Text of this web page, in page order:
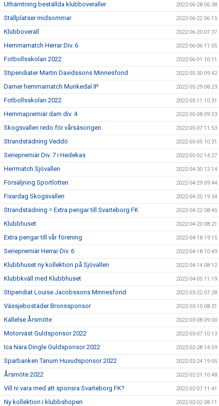
Uthämtning beställda klubboveraller 2022-06-28 06:38
Ställplatser midsommar 2022-06-22 06:15
Klubboverall 2022-06-20 07:37
Hemmamatch Herrar Div. 6 2022-06-06 11:05
Fotbollsskolan 2022 2022-06-01 10:11
Stipendiater Martin Davidssons Minnesfond 2022-05-30 09:42
Damer hemmamatch Munkedal IP 2022-05-29 08:23
Fotbollsskolan 2022 2022-05-11 10:31
Hemmapremiär dam div. 4 2022-05-08 09:53
Skogsvallen redo för vårsäsongen. 2022-05-07 11:53
Strandstädning Veddö 2022-05-05 10:31
Seriepremiär Div. 7 i Hedekas 2022-05-02 14:27
Herrmatch Sjövallen 2022-04-30 12:14
Försäljning Sportlotten 2022-04-29 09:44
Fixardag Skogsvallen 2022-04-25 19:34
Strandstädning = Extra pengar till Svarteborg FK 2022-04-22 08:45
Klubbhuset 2022-04-20 08:21
Extra pengar till vår förening 2022-04-18 19:15
Seriepremiär Herrar Div. 6 2022-04-18 10:49
Klubbhuset ny kollektion på Sjövallen 2022-04-14 08:12
Klubbkväll med Klubbhuset 2022-04-05 11:19
Stipendiat Louise Jacobssons Minnesfond 2022-03-22 07:28
Vässjebostäder Bronssponsor 2022-03-10 08:31
Kallelse Årsmöte 2022-03-08 09:00
Motorväst Guldsponsor 2022 2022-03-07 10:13
Ica Nära Dingle Guldsponsor 2022 2022-02-28 14:59
Sparbanken Tanum Huvudsponsor 2022 2022-02-24 19:05
Årsmöte 2022 2022-02-21 10:48
Vill ni vara med att sponsra Svarteborg FK? 2022-02-07 11:41
Ny kollektion i klubbshopen 2022-02-02 08:11